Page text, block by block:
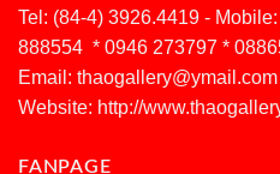
Tel: (84-4) 3926.4419 -
888554 * 0946 273797 *
Email: thaogallery@ymail.com
Website: http://
FANPAGE